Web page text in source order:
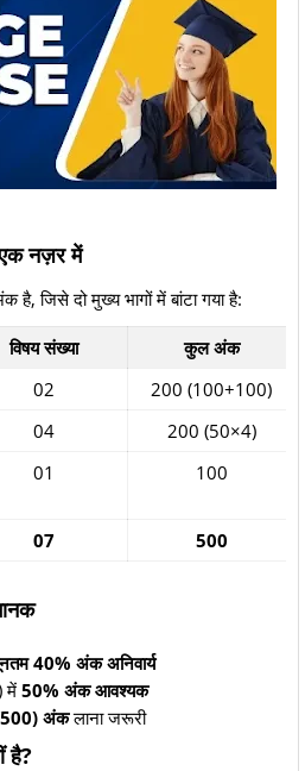
एक नज़र में
है, जिसे दो मुख्य भागों में बांटा गया है:
विषय संख्या
कुल अंक
02
200 (100+100)
04
200 (50×4)
01 100
07 500
40% अंक अनिवार्य
में 50% अंक आवश्यक
अंकलाना जरूरी
है?